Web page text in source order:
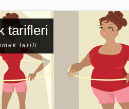
tarifleri
tarifi